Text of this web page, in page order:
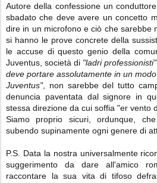
Autore della confessione un
sbadato che deve avere un concetto
dire in un microfono e ciò che sarebbe
si hanno le prove concrete della
le accuse di questo genio della
Juventus, società di "ladri professionisti"
deve portare assolutamente in un
Juventus", non sarebbe del tutto
denuncia paventata dal signore in
stessa direzione da cui soffia "er vento
Siamo proprio sicuri, ordunque,
subendo supinamente ogni genere di
P.S. Data la nostra universalmente
suggerimento da dare all'amico
raccontare la sua vita di tifoso